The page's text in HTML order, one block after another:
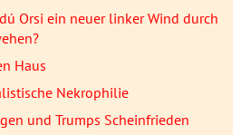
Orsi ein neuer linker Wind durch
Haus
Nekrophilie
und Trumps Scheinfrieden